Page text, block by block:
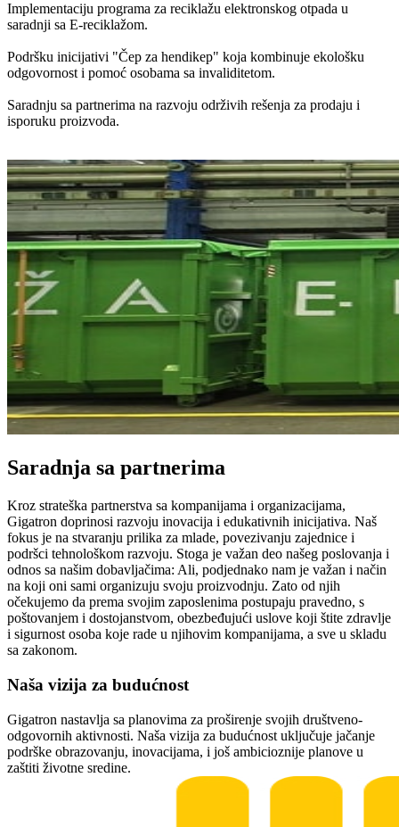
Implementaciju programa za reciklažu elektronskog otpada u
saradnji sa E-reciklažom.
Podršku inicijativi "Čep za hendikep" koja kombinuje ekološku
odgovornost i pomoć osobama sa invaliditetom.
Saradnju sa partnerima na razvoju održivih rešenja za prodaju i
isporuku proizvoda.
Saradnja sa partnerima
Kroz strateška partnerstva sa kompanijama i organizacijama,
Gigatron doprinosi razvoju inovacija i edukativnih inicijativa. Naš
fokus je na stvaranju prilika za mlade, povezivanju zajednice i
podršci tehnološkom razvoju. Stoga je važan deo našeg poslovanja i
odnos sa našim dobavljačima: Ali, podjednako nam je važan i način
na koji oni sami organizuju svoju proizvodnju. Zato od njih
očekujemo da prema svojim zaposlenima postupaju pravedno, s
poštovanjem i dostojanstvom, obezbeđujući uslove koji štite zdravlje
i sigurnost osoba koje rade u njihovim kompanijama, a sve u skladu
sa zakonom.
Naša vizija za budućnost
Gigatron nastavlja sa planovima za proširenje svojih društveno-
odgovornih aktivnosti. Naša vizija za budućnost uključuje jačanje
podrške obrazovanju, inovacijama, i još ambicioznije planove u
zaštiti životne sredine.